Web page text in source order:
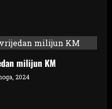
milijun KM
2024